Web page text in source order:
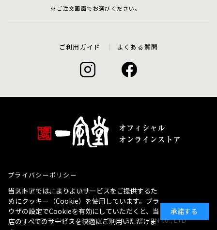
ご注文画面でお選びください。
ご利用ガイド よくある質問
プライバシーポリシー
特定商取引法に基づく表示
COPYRIGHT© 2020 WATANABE SEIMEN co., LTD
当ストアでは、よりよいサービスをご提供するた
めにクッキー（Cookie）を使用しています。ブラ
ウザの設定でCookieを有効にしていただくと、当
店のすべてのサービスを快適にご利用いただけま
承諾する